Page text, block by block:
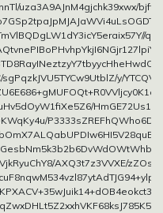
uza3A9AJnM4gjchk39xwx/
y/
AXQ3t7z3VVXE/